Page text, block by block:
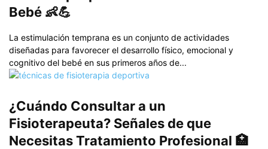
Bebé 👶💪
La estimulación temprana es un conjunto de actividades
diseñadas para favorecer el desarrollo físico, emocional y
cognitivo del bebé en sus primeros años de...
¿Cuándo Consultar a un
Fisioterapeuta? Señales de que
Necesitas Tratamiento Profesional 🏥